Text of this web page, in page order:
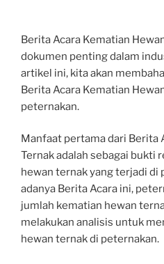
Berita Acara Kematian
dokumen penting dalam
artikel ini, kita akan
Berita Acara Kematian
peternakan.
Manfaat pertama dari Berita
Ternak adalah sebagai bukti
hewan ternak yang terjadi di
adanya Berita Acara ini,
jumlah kematian hewan
melakukan analisis untuk
hewan ternak di peternakan.